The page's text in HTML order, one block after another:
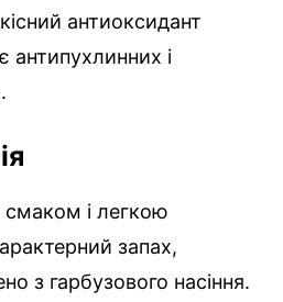
антиоксидант
антипухлинних і
і легкою
запах,
з гарбузового насіння.